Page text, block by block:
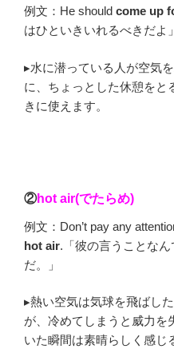
例文：He should come up
はひといきいれるべきだよ」
▸水に潜っている人が空気
に、ちょっとした休憩をと
きに使えます。
②hot air(でたらめ)
例文：Don’t pay any
hot air.「彼の言うことな
だ。」
▸熱い空気は気球を飛ばし
が、冷めてしまうと威力を
いた瞬間は素晴らしく感じ